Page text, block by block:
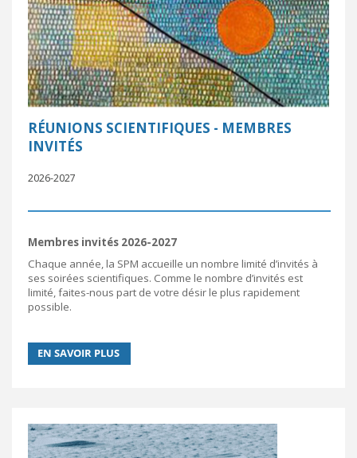
RÉUNIONS SCIENTIFIQUES - MEMBRES
INVITÉS
2026-2027
Membres invités 2026-2027
Chaque année, la SPM accueille un nombre limité d’invités à
ses soirées scientifiques. Comme le nombre d’invités est
limité, faites-nous part de votre désir le plus rapidement
possible.